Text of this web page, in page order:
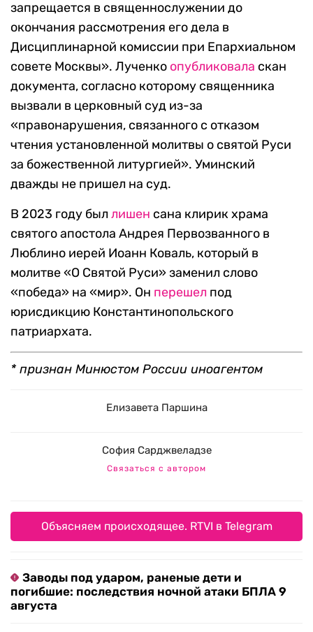
запрещается в священнослужении до
окончания рассмотрения его дела в
Дисциплинарной комиссии при Епархиальном
совете Москвы». Лученко опубликовала скан
документа, согласно которому священника
вызвали в церковный суд из-за
«правонарушения, связанного с отказом
чтения установленной молитвы о святой Руси
за божественной литургией». Уминский
дважды не пришел на суд.
В 2023 году был лишен сана клирик храма
святого апостола Андрея Первозванного в
Люблино иерей Иоанн Коваль, который в
молитве «О Святой Руси» заменил слово
«победа» на «мир». Он перешел под
юрисдикцию Константинопольского
патриархата.
* признан Минюстом России иноагентом
Елизавета Паршина
София Сарджвеладзе
Связаться с автором
Объясняем происходящее. RTVI в Telegram
Заводы под ударом, раненые дети и
погибшие: последствия ночной атаки БПЛА 9
августа